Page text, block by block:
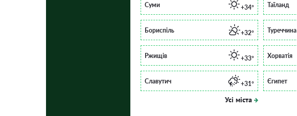
Суми +34°
Бориспіль +32°
Ржищів +33°
Славутич +31°
Усі міста
Таїланд
Туреччина
Хорватія
Єгипет